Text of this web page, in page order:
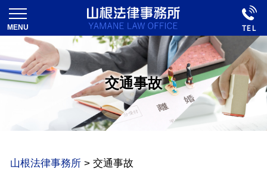
交通事故
山根法律事務所 > 交通事故